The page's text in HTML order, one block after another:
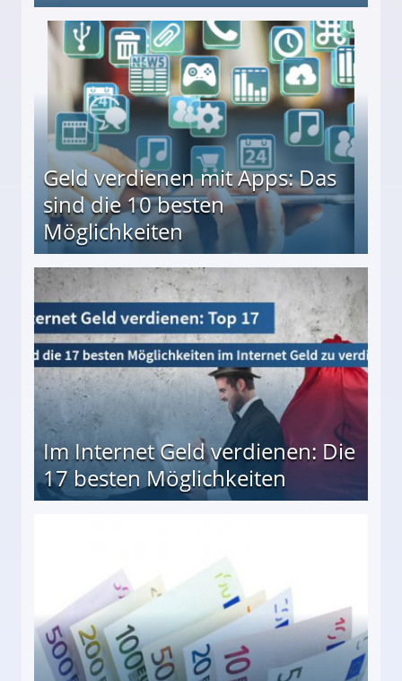
↻ Täglich neue Produkttests
Geld verdienen mit Apps: Das
sind die 10 besten
Möglichkeiten
besten Möglichkeiten
Im Internet Geld verdienen: Die
17 besten Möglichkeiten